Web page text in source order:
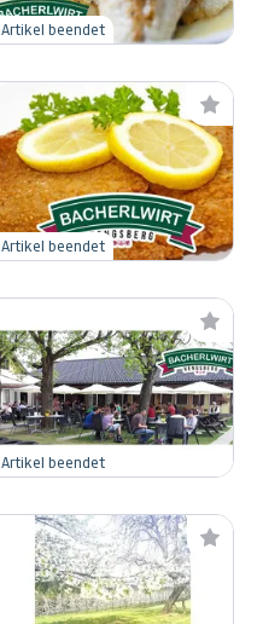
Artikel beendet
Artikel beendet
Artikel beendet